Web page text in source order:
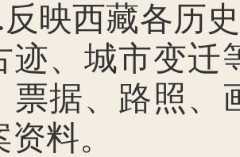
反映西藏各历
迹、城市变迁
票据、路照、
料。